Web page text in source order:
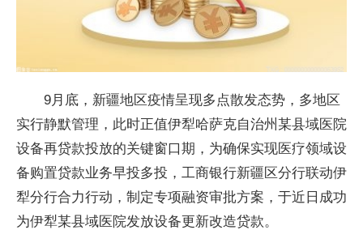
9月底，新疆地区疫情呈现多点散发态势，多地区
实行静默管理，此时正值伊犁哈萨克自治州某县域医院
设备再贷款投放的关键窗口期，为确保实现医疗领域设
备购置贷款业务早投多投，工商银行新疆区分行联动伊
犁分行合力行动，制定专项融资审批方案，于近日成功
为伊犁某县域医院发放设备更新改造贷款。